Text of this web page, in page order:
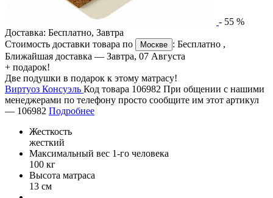
- 55 %
Доставка: Бесплатно, Завтра
Стоимость доставки товара по
Москве : Бесплатно ,
Ближайшая доставка — Завтра, 07 Августа
+ подарок!
Две подушки в подарок к этому матрасу!
Виртуоз Консуэль Код товара 106982 При общении с нашими
менеджерами по телефону просто сообщите им этот артикул
— 106982 Подробнее
Жесткость
жесткий
Максимальный вес 1-го человека
100 кг
Высота матраса
13 см